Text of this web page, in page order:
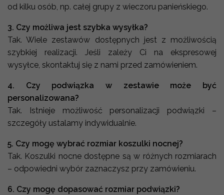
od kilku osób, np. całej grupy z wieczoru panieńskiego.
3. Czy możliwa jest szybka wysyłka?
Tak. Wiele zestawów dostępnych jest z możliwością
szybkiej realizacji. Jeśli zależy Ci na ekspresowej
wysyłce, skontaktuj się z nami przed zamówieniem.
4. Czy podwiązka w zestawie może być
personalizowana?
Tak. Istnieje możliwość personalizacji podwiązki –
szczegóły ustalamy indywidualnie.
5. Czy mogę wybrać rozmiar koszulki nocnej?
Tak. Koszulki nocne dostępne są w różnych rozmiarach
– odpowiedni wybór zaznaczysz przy zamówieniu.
6. Czy mogę dopasować rozmiar podwiązki?